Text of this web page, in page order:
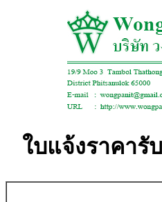
ใบแจ้งราคารั